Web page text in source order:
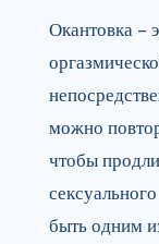
Окантовка –
можно
чтобы
быть одним